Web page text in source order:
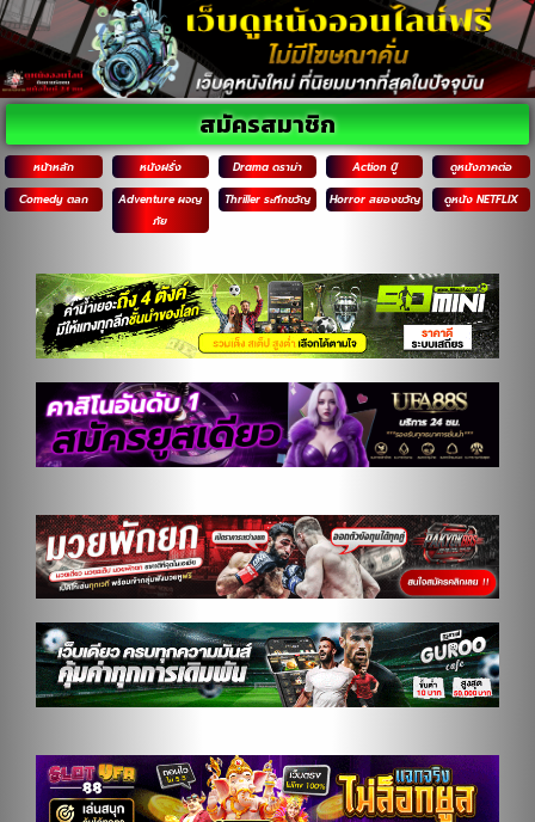
หน้าหลัก หนังฝรั่ง Drama ดราม่า Action บู๊
ดูหนังภาคต่อ
Comedy ตลก
Adventure ผจญ
ภัย
Thriller ระทึกขวัญ Horror สยองขวัญ ดูหนัง NETFLIX
สมัครสมาชิก